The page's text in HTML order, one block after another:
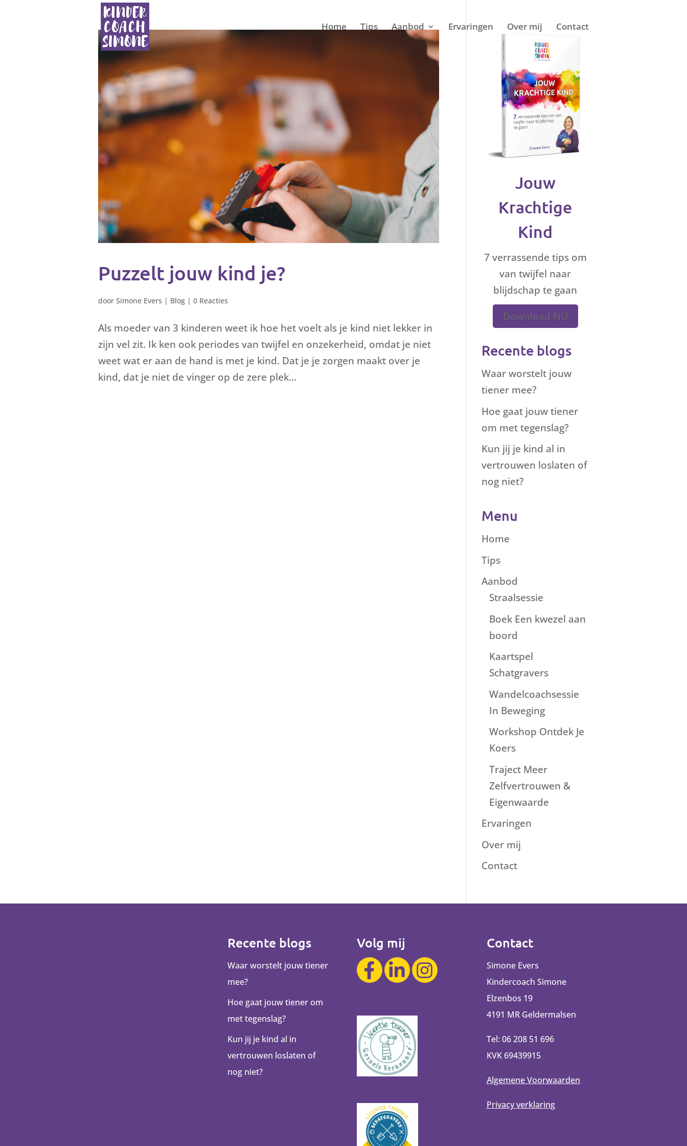
Home Tips Aanbod Ervaringen Over mij Contact
Puzzelt jouw kind je?
door Simone Evers | Blog | 0 Reacties
Als moeder van 3 kinderen weet ik hoe het voelt als je kind niet lekker in
zijn vel zit. Ik ken ook periodes van twijfel en onzekerheid, omdat je niet
weet wat er aan de hand is met je kind. Dat je je zorgen maakt over je
kind, dat je niet de vinger op de zere plek...
Jouw
Krachtige
Kind
7 verrassende tips om
van twijfel naar
blijdschap te gaan
Download NU
Recente blogs
Waar worstelt jouw
tiener mee?
Hoe gaat jouw tiener
om met tegenslag?
Kun jij je kind al in
vertrouwen loslaten of
nog niet?
Menu
Home
Tips
Aanbod
Straalsessie
Boek Een kwezel aan
boord
Kaartspel
Schatgravers
Wandelcoachsessie
In Beweging
Workshop Ontdek Je
Koers
Traject Meer
Zelfvertrouwen &
Eigenwaarde
Ervaringen
Over mij
Contact
Recente blogs
Waar worstelt jouw tiener
mee?
Hoe gaat jouw tiener om
met tegenslag?
Kun jij je kind al in
vertrouwen loslaten of
nog niet?
Volg mij Contact
Simone Evers
Kindercoach Simone
Elzenbos 19
4191 MR Geldermalsen
Tel: 06 208 51 696
KVK 69439915
Algemene Voorwaarden
Privacy verklaring